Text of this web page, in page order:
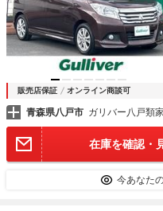
販売店保証 オンライン商談可
青森県八戸市 ガリバー八戸類
在庫を確認・
今あなた